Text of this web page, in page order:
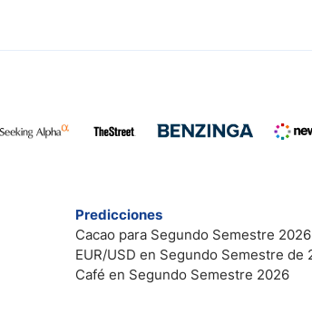
Predicciones
Cacao para Segundo Semestre 2026
EUR/USD en Segundo Semestre de
Café en Segundo Semestre 2026